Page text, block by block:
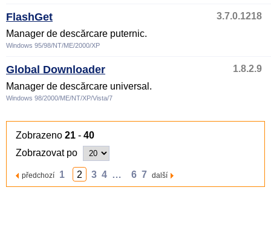
FlashGet
3.7.0.1218
Manager de descărcare puternic.
Windows 95/98/NT/ME/2000/XP
Global Downloader
1.8.2.9
Manager de descărcare universal.
Windows 98/2000/ME/NT/XP/Vista/7
Zobrazeno 21 - 40
Zobrazovat po
předchozí 1 2 3 4 … 6 7 další